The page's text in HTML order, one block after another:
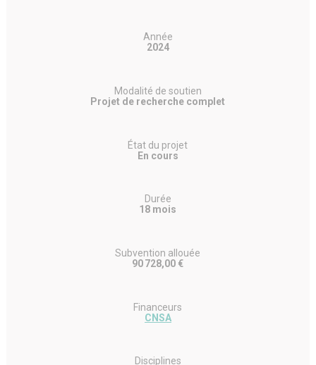
Année
2024
Modalité de soutien
Projet de recherche complet
État du projet
En cours
Durée
18 mois
Subvention allouée
90 728,00 €
Financeurs
CNSA
Disciplines